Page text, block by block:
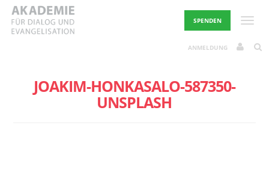
Skip
content
SPENDEN
ANMELDUNG
JOAKIM-HONKASALO-587350-
UNSPLASH